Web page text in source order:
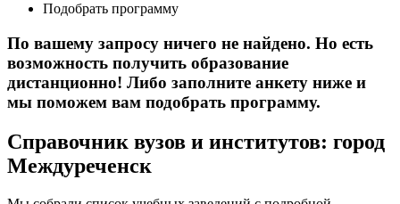
Подобрать программу
По вашему запросу ничего не найдено. Но есть
возможность получить образование
дистанционно! Либо заполните анкету ниже и
мы поможем вам подобрать программу.
Справочник вузов и институтов: город
Междуреченск